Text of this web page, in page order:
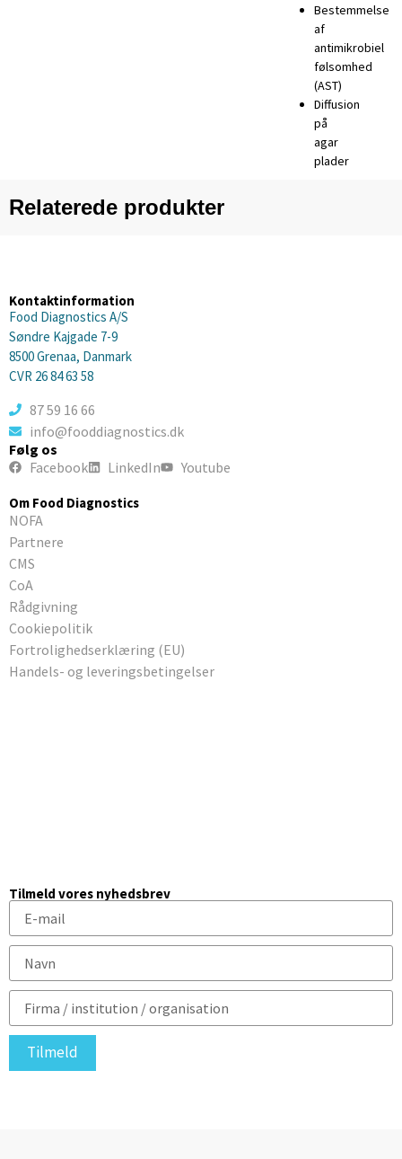
Bestemmelse
af
antimikrobiel
følsomhed
(AST)
Diffusion
på
agar
plader
Relaterede produkter
Kontaktinformation
Food Diagnostics A/S
Søndre Kajgade 7-9
8500 Grenaa, Danmark
CVR 26 84 63 58
87 59 16 66
info@fooddiagnostics.dk
Følg os
Facebook
LinkedIn Youtube
Om Food Diagnostics
NOFA
Partnere
CMS
CoA
Rådgivning
Cookiepolitik
Fortrolighedserklæring (EU)
Handels- og leveringsbetingelser
Tilmeld vores nyhedsbrev
Tilmeld